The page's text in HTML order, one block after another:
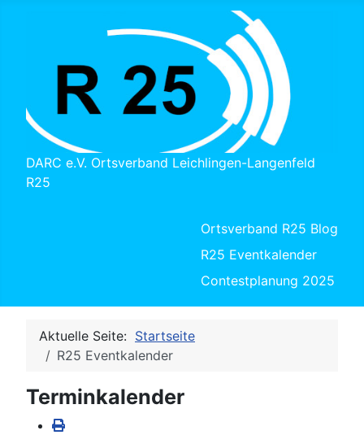
DARC e.V. Ortsverband Leichlingen-Langenfeld
R25
Ortsverband R25 Blog
R25 Eventkalender
Contestplanung 2025
Aktuelle Seite: Startseite
R25 Eventkalender
Terminkalender